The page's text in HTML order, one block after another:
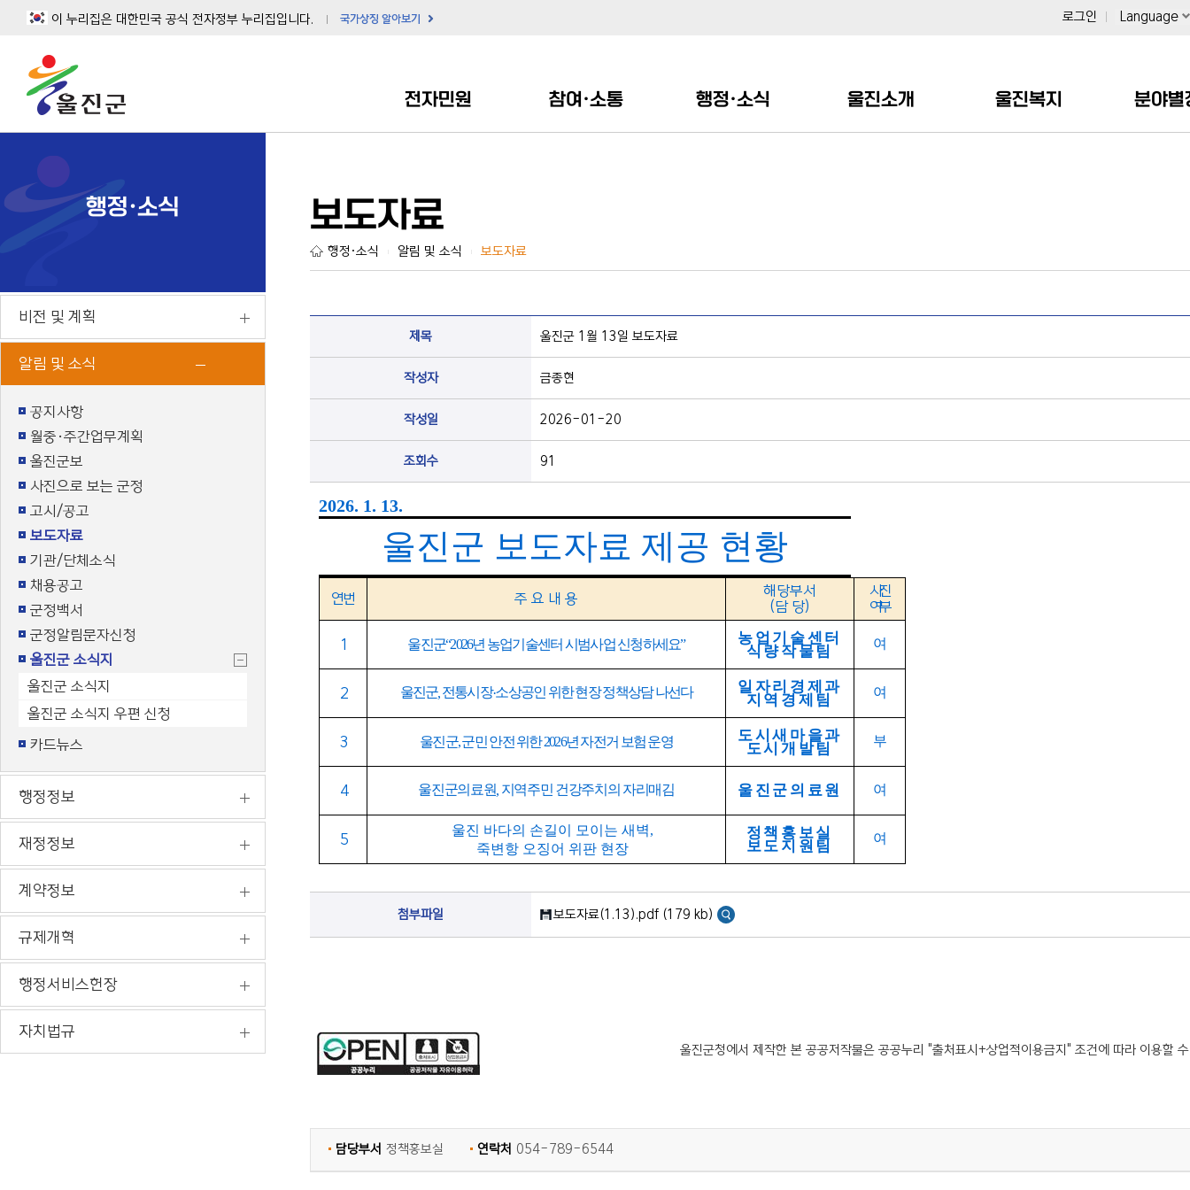
이 누리집은 대한민국 공식 전자정부 누리집입니다. 국가상징 알아보기 로그인 Language
전자민원 참여·소통 행정·소식 울진소개 울진복지 분야별
행정·소식
비전 및 계획
알림 및 소식
공지사항
월중·주간업무계획
울진군보
사진으로 보는 군정
고시/공고
보도자료
기관/단체소식
채용공고
군정백서
군정알림문자신청
울진군 소식지
울진군 소식지
울진군 소식지 우편 신청
카드뉴스
행정정보
재정정보
계약정보
규제개혁
행정서비스헌장
자치법규
보도자료
행정·소식 알림 및 소식 보도자료
제목 울진군 1월 13일 보도자료
작성자 금종현
작성일 2026-01-20
조회수 91
2026. 1. 13.
울진군 보도자료 제공 현황
연번 주 요 내 용
해당부서
(담 당)
사진
여부
1 울진군“2026년 농업기술센터 시범사업 신청하세요” 농업기술센터
식량작물팀 여
2 울진군,전통시장·소상공인 위한 현장 정책상담 나선다 일자리경제과
지역경제팀 여
3 울진군,군민 안전 위한2026년 자전거 보험 운영 도시새마을과
도시개발팀 부
4 울진군의료원, 지역주민 건강주치의 자리매김 울진군의료원 여
5
울진 바다의 손길이 모이는 새벽,
죽변항 오징어 위판 현장
정책홍보실
보도지원팀 여
첨부파일 보도자료(1.13).pdf (179 kb)
울진군청에서 제작한 본 공공저작물은 공공누리 "출처표시+상업적이용금지" 조건에 따라 이용할
담당부서 정책홍보실 연락처 054-789-6544